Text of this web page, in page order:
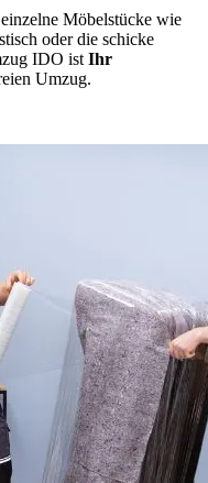
Möbelstücke wie
oder die schicke
IDO ist Ihr
Umzug.